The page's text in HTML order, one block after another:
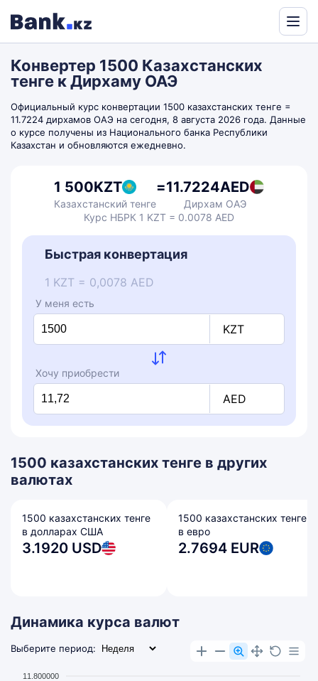
by
Translate
Конвертер 1500 Казахстанских
тенге к Дирхаму ОАЭ
Официальный курс конвертации 1500 казахстанских тенге =
11.7224 дирхамов ОАЭ на сегодня, 8 августа 2026 года. Данные
о курсе получены из Национального банка Республики
Казахстан и обновляются ежедневно.
1 500KZT
Казахстанский тенге
=11.7224AED
Дирхам ОАЭ
Курс НБРК 1 KZT = 0.0078 AED
Быстрая конвертация
1 KZT = 0,0078 AED
У меня есть
KZT
Хочу приобрести
AED
1500 казахстанских тенге в других
валютах
1500 казахстанских тенге
в долларах США
3.1920 USD
1500 казахстанских тенге
в евро
2.7694 EUR
Динамика курса валют
Выберите период:
11.800000